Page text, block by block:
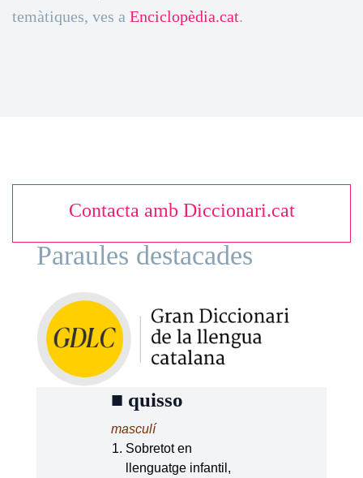
temàtiques, ves a Enciclopèdia.cat.
Contacta amb Diccionari.cat
Paraules destacades
■ quisso
masculí
Sobretot en
llenguatge infantil,